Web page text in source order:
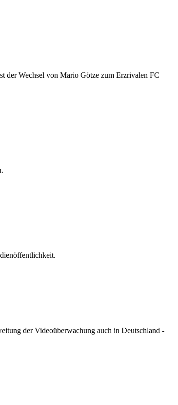
der Wechsel von Mario Götze zum Erzrivalen FC
der Videoüberwachung auch in Deutschland -